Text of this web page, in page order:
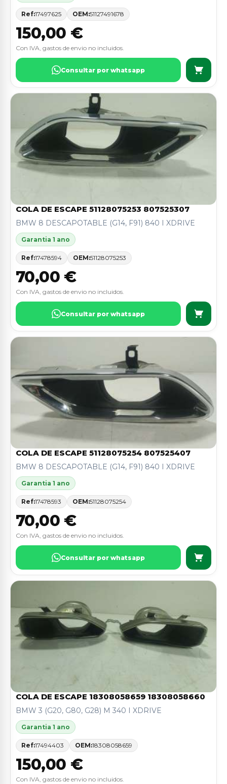
Ref:17497625 OEM:51127491678
150,00 €
Con IVA, gastos de envio no incluidos.
Consultar por whatsapp
COLA DE ESCAPE 51128075253 807525307
BMW 8 DESCAPOTABLE (G14, F91) 840 I XDRIVE
Garantia 1 ano
Ref:17478594 OEM:51128075253
70,00 €
Con IVA, gastos de envio no incluidos.
Consultar por whatsapp
COLA DE ESCAPE 51128075254 807525407
BMW 8 DESCAPOTABLE (G14, F91) 840 I XDRIVE
Garantia 1 ano
Ref:17478593 OEM:51128075254
70,00 €
Con IVA, gastos de envio no incluidos.
Consultar por whatsapp
COLA DE ESCAPE 18308058659 18308058660
BMW 3 (G20, G80, G28) M 340 I XDRIVE
Garantia 1 ano
Ref:17494403 OEM:18308058659
150,00 €
Con IVA, gastos de envio no incluidos.